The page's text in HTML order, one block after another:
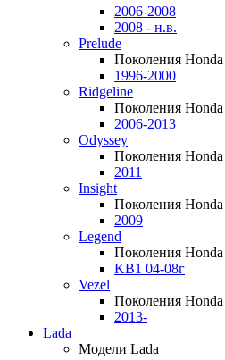
2006-2008
2008 - н.в.
Prelude
Поколения Honda
1996-2000
Ridgeline
Поколения
2006-2013
Odyssey
Поколения
2011
Insight
Поколения
2009
Legend
Поколения Honda
KB1 04-08г
Vezel
Поколения Honda
2013-
Lada
Модели Lada